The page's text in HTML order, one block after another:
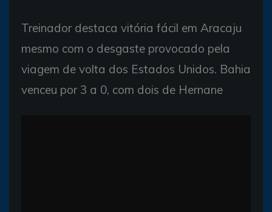
Treinador destaca vitória fácil em Aracaju
mesmo com o desgaste provocado pela
viagem de volta dos Estados Unidos. Bahia
venceu por 3 a 0, com dois de Hernane